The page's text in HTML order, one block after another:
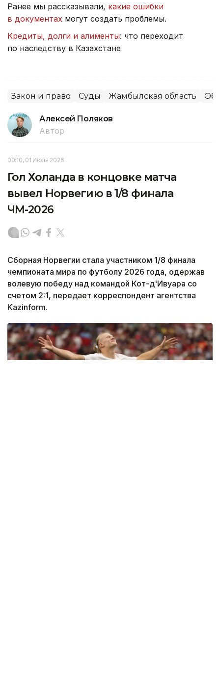
Ранее мы рассказывали, какие ошибки
в документах могут создать проблемы.
Кредиты, долги и алименты: что переходит
по наследству в Казахстане
Закон и право Суды Жамбылская область
Алексей Поляков
Автор
00:10, 01 Июля 2026
Гол Холанда в концовке матча
вывел Норвегию в 1/8 финала
ЧМ-2026
Сборная Норвегии стала участником 1/8 финала
чемпионата мира по футболу 2026 года, одержав
волевую победу над командой Кот-д'Ивуара со
счетом 2:1, передает корреспондент агентства
Kazinform.